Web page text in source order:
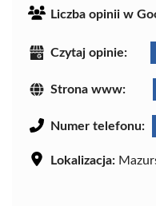
Liczba opinii w
Czytaj opinie:
Strona www:
Numer telefonu:
Lokalizacja: